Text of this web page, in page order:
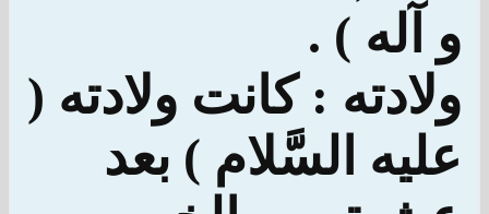
و آله ) .
ولادته : كانت ولادته (
عليه السَّلام ) بعد